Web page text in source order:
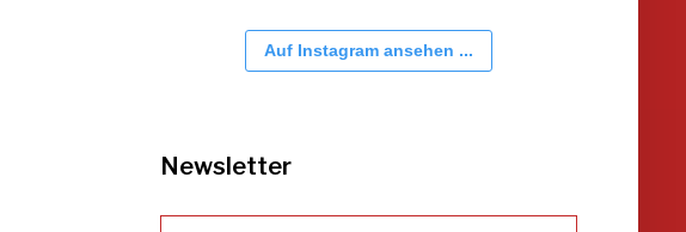
Auf Instagram ansehen ...
Newsletter